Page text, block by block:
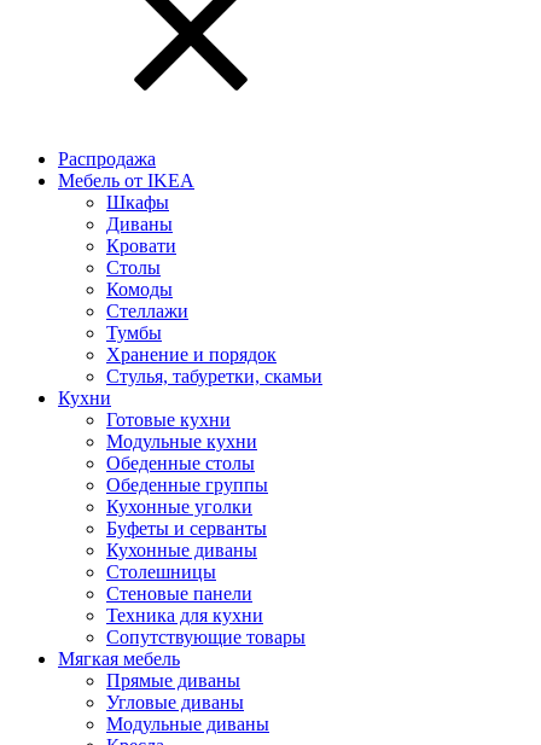
Распродажа
Мебель от IKEA
Шкафы
Диваны
Кровати
Столы
Комоды
Стеллажи
Тумбы
Хранение и порядок
Стулья, табуретки, скамьи
Кухни
Готовые кухни
Модульные кухни
Обеденные столы
Обеденные группы
Кухонные уголки
Буфеты и серванты
Кухонные диваны
Столешницы
Стеновые панели
Техника для кухни
Сопутствующие товары
Мягкая мебель
Прямые диваны
Угловые диваны
Модульные диваны